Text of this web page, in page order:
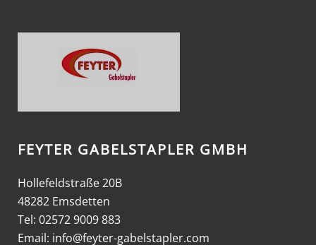
FEYTER GABELSTAPLER GMBH
Hollefeldstraße 20B
48282 Emsdetten
Tel: 02572 9009 883
Email: info@feyter-gabelstapler.com